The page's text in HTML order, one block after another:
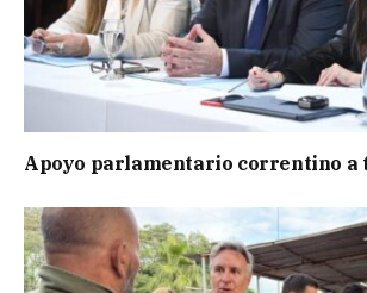
Apoyo parlamentario correntino a